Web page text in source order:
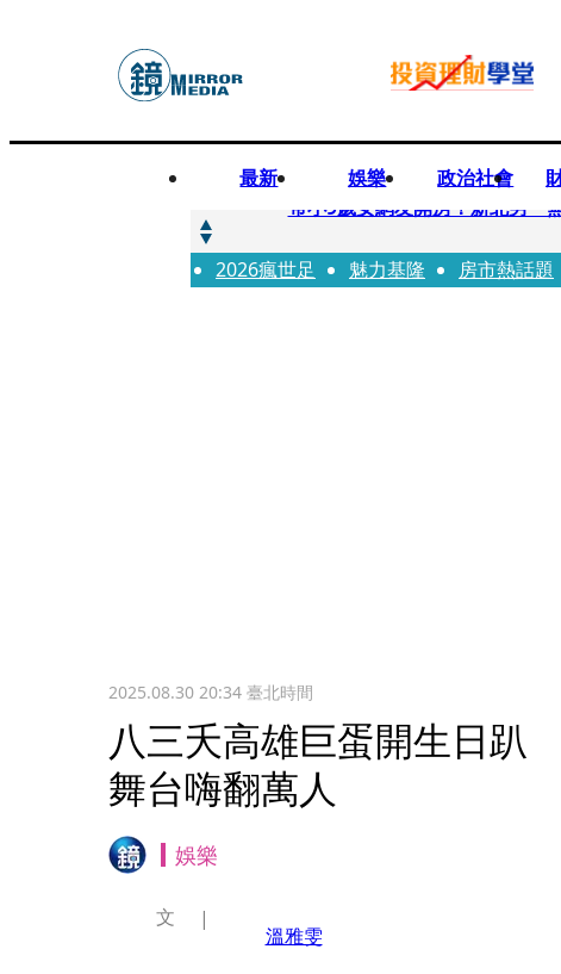
最新 娛樂 政治社會
快訊
帶小9歲女網友開房！新北男
快訊
natori再訪台北人氣爆棚 〈
2026瘋世足 魅力基隆 房市熱話題
2025.08.30 20:34臺北時間
八三夭高雄巨蛋開生日
舞台嗨翻萬人
娛樂
文
溫雅雯